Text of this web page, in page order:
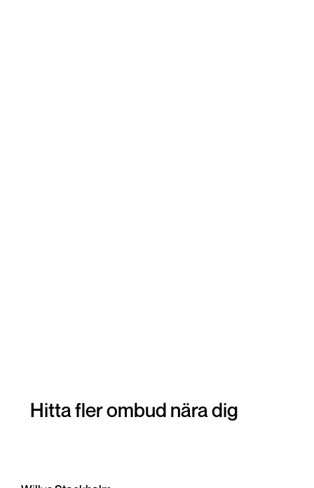
Hitta fler ombud nära dig